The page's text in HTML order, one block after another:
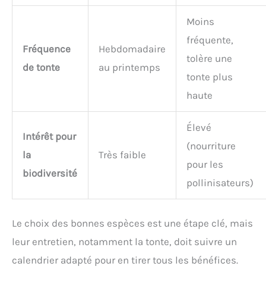
Fréquence
de tonte
Hebdomadaire
au printemps
Moins
fréquente,
tolère une
tonte plus
haute
Intérêt pour
la
biodiversité
Très faible
Élevé
(nourriture
pour les
pollinisateurs)
Le choix des bonnes espèces est une étape clé, mais
leur entretien, notamment la tonte, doit suivre un
calendrier adapté pour en tirer tous les bénéfices.